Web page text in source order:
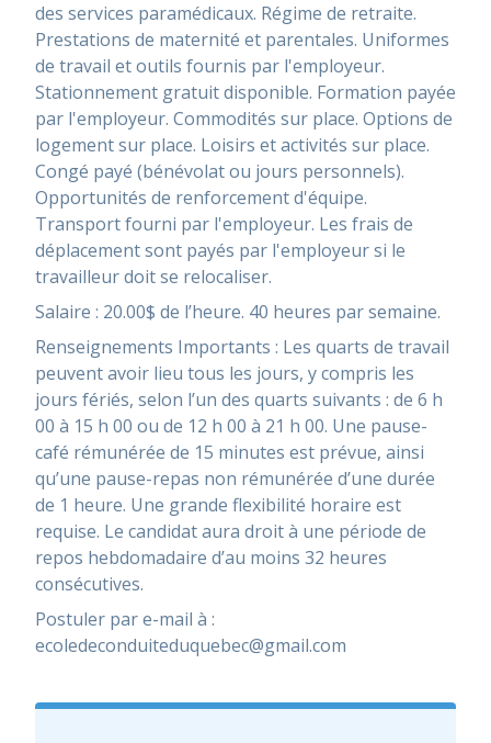
des services paramédicaux. Régime de retraite.
Prestations de maternité et parentales. Uniformes
de travail et outils fournis par l'employeur.
Stationnement gratuit disponible. Formation payée
par l'employeur. Commodités sur place. Options de
logement sur place. Loisirs et activités sur place.
Congé payé (bénévolat ou jours personnels).
Opportunités de renforcement d'équipe.
Transport fourni par l'employeur. Les frais de
déplacement sont payés par l'employeur si le
travailleur doit se relocaliser.
Salaire : 20.00$ de l’heure. 40 heures par semaine.
Renseignements Importants : Les quarts de travail
peuvent avoir lieu tous les jours, y compris les
jours fériés, selon l’un des quarts suivants : de 6 h
00 à 15 h 00 ou de 12 h 00 à 21 h 00. Une pause-
café rémunérée de 15 minutes est prévue, ainsi
qu’une pause-repas non rémunérée d’une durée
de 1 heure. Une grande flexibilité horaire est
requise. Le candidat aura droit à une période de
repos hebdomadaire d’au moins 32 heures
consécutives.
Postuler par e-mail à :
ecoledeconduiteduquebec@gmail.com